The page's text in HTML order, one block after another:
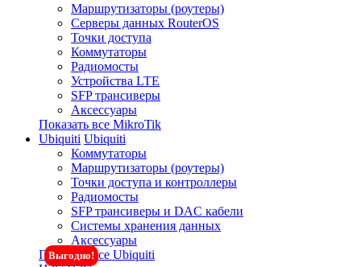
Маршрутизаторы (роутеры)
Серверы данных RouterOS
Точки доступа
Коммутаторы
Радиомосты
Устройства LTE
SFP трансиверы
Аксессуары
Показать все MikroTik
Ubiquiti Ubiquiti
Коммутаторы
Маршрутизаторы (роутеры)
Точки доступа и контроллеры
Радиомосты
SFP трансиверы и DAC кабели
Системы хранения данных
Аксессуары
Показать все Ubiquiti
Выгодно!